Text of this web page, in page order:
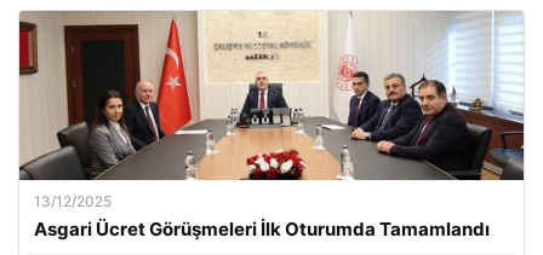
13/12/2025
Asgari Ücret Görüşmeleri İlk Oturumda Tamamlandı